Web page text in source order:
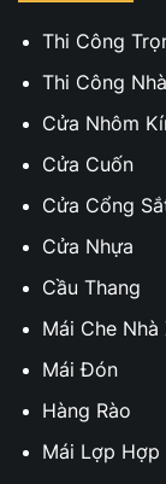
Thi Công
Thi Công
Cửa Nhôm
Cửa Cuốn
Cửa Cổng
Cửa Nhựa
Cầu Thang
Mái Che Nhà
Mái Đón
Hàng Rào
Mái Lợp Hợp